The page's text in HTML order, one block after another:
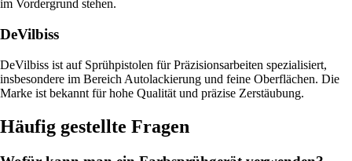
im Vordergrund stehen.
DeVilbiss
DeVilbiss ist auf Sprühpistolen für Präzisionsarbeiten spezialisiert,
insbesondere im Bereich Autolackierung und feine Oberflächen. Die
Marke ist bekannt für hohe Qualität und präzise Zerstäubung.
Häufig gestellte Fragen